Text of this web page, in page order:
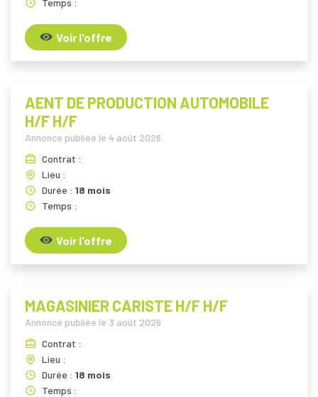
Voir l'offre
AENT DE PRODUCTION AUTOMOBILE
H/F H/F
Annonce publiée le 4 août 2026
Contrat :
Lieu :
Durée : 18 mois
Temps :
Voir l'offre
MAGASINIER CARISTE H/F H/F
Annonce publiée le 3 août 2026
Contrat :
Lieu :
Durée : 18 mois
Temps :